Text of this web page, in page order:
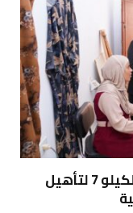
تطوير مركز التدريب المهني بالكيلو 7 لتأهيل